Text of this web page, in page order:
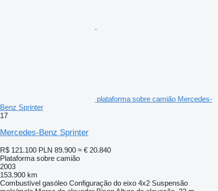
plataforma sobre camião Mercedes-
Benz Sprinter
17
Mercedes-Benz Sprinter
R$ 121.100 PLN 89.900 ≈ € 20.840
Plataforma sobre camião
2003
153.900 km
Combustível gasóleo Configuração do eixo 4x2 Suspensão